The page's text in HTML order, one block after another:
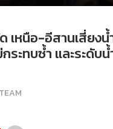
เหนือ-อีสานเสี่ยง
ระทบซ้ำ และระดับน้